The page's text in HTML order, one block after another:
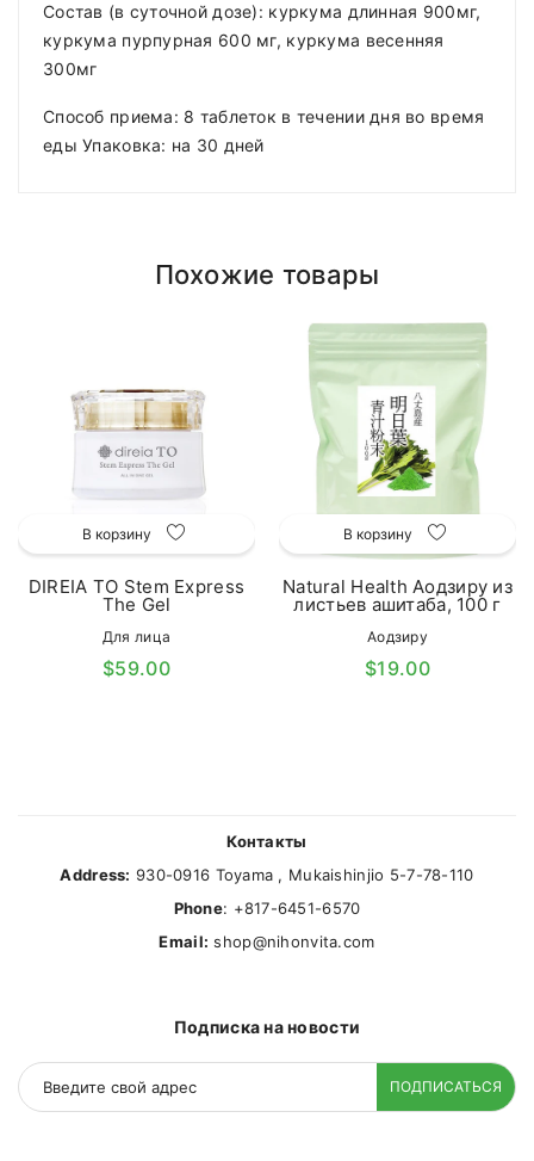
Состав (в суточной дозе): куркума длинная 900мг,
куркума пурпурная 600 мг, куркума весенняя
300мг
Способ приема: 8 таблеток в течении дня во время
еды Упаковка: на 30 дней
Похожие товары
В корзину
DIREIA TO Stem Express
The Gel
Для лица
$59.00
В корзину
Natural Health Аодзиру из
листьев ашитаба, 100 г
Аодзиру
$19.00
Контакты
Address: 930-0916 Toyama , Mukaishinjio 5-7-78-110
Phone: +817-6451-6570
Email: shop@nihonvita.com
Подписка на новости
ПОДПИСАТЬСЯ